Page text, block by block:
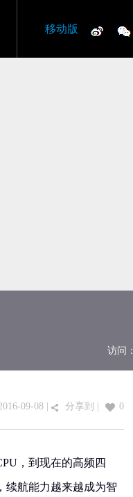
移动版
访问：
09-08 | 分享到 0
，到现在的高频四
续航能力越来越成为智